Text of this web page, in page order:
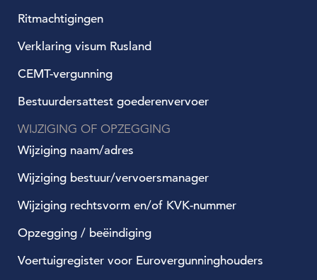
Ritmachtigingen
Verklaring visum Rusland
CEMT-vergunning
Bestuurdersattest goederenvervoer
WIJZIGING OF OPZEGGING
Wijziging naam/adres
Wijziging bestuur/vervoersmanager
Wijziging rechtsvorm en/of KVK-nummer
Opzegging / beëindiging
Voertuigregister voor Eurovergunninghouders